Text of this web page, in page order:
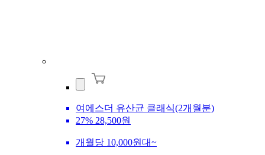
여에스더 유산균 클래식(2개월분)
27% 28,500원
개월당 10,000원대~